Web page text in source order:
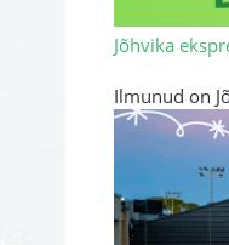
Jõhvika
Ilmunud on